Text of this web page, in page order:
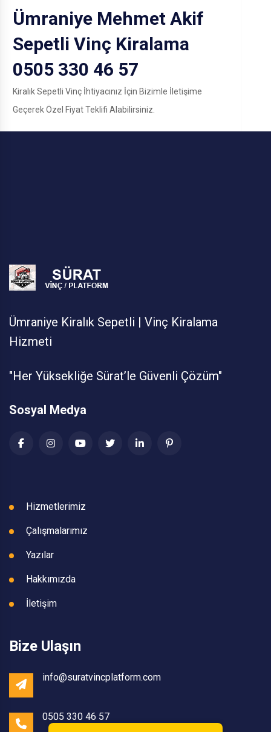
Ümraniye Mehmet Akif
Sepetli Vinç Kiralama
0505 330 46 57
Kiralık Sepetli Vinç İhtiyacınız İçin Bizimle İletişime
Geçerek Özel Fiyat Teklifi Alabilirsiniz.
Ümraniye Kiralık Sepetli | Vinç Kiralama
Hizmeti
"Her Yüksekliğe Sürat’le Güvenli Çözüm"
Sosyal Medya
Hizmetlerimiz
Çalışmalarımız
Yazılar
Hakkımızda
İletişim
Bize Ulaşın
info@suratvincplatform.com
0505 330 46 57